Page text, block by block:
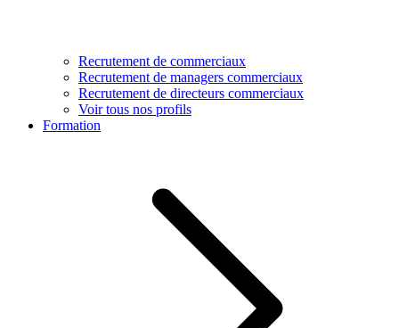
Recrutement de commerciaux
Recrutement de managers commerciaux
Recrutement de directeurs commerciaux
Voir tous nos profils
Formation